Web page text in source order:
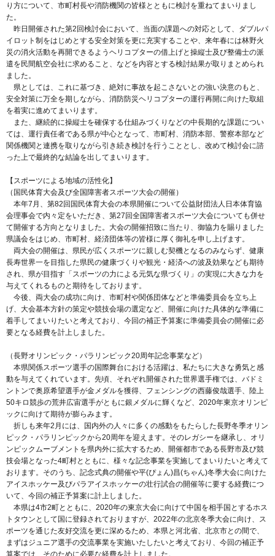
り方について、市町村長や消防機関の皆様とともに検討を重ねてまいりまし
た。
昨日開催された第2回検討会において、当面の課題への対応として、ダブルパ
イロット制をはじめとする安全対策を更に充実することや、来年春には林野火
災の消火活動を再開できるようヘリコプターの借上げと操縦士及び整備士の派
遣を民間航空会社に求めること、などを内容とする検討結果が取りまとめられ
ました。
県としては、これに基づき、絶対に事故を起こさないとの強い決意のもと、
安全対策に万全を期しながら、消防防災ヘリコプターの運行再開に向けた取組
を着実に進めてまいります。
また、継続的に操縦士を確保する仕組みづくりなどの中長期的な課題につい
ては、運行責任者である県が中心となって、市町村、消防本部、警察本部など
関係機関と連携を取りながら引き続き検討を行うこととし、改めて検討会に諮
った上で最終的な結論を出してまいります。
【スポーツによる地域の活性化】
（国民体育大会及び全国障害者スポーツ大会の開催）
本年7月、第82回国民体育大会の本県開催について公益財団法人日本体育協
会理事会で内々定をいただき、第27回全国障害者スポーツ大会についても併せ
て開催する方向となりました。大会の開催招致に当たり、御協力を賜りました
県議会をはじめ、市町村、経済団体等の皆様に厚く御礼を申し上げます。
両大会の開催は、県民が広くスポーツに親しむ契機となるのみならず、健康
長寿世界一を目指した県民の健康づくりや観光・経済への波及効果なども期待
され、県が目指す「スポーツの力による元気な県づくり」の実現に大きな力を
与えてくれるものと期待をしております。
今後、両大会の成功に向け、市町村や関係団体などと準備委員会を立ち上
げ、大会基本方針の策定や競技会場の選定など、開催に向けた具体的な準備に
着手してまいりたいと考えており、今回の補正予算案に準備委員会の開催に必
要となる経費を計上しました。
（長野オリンピック・パラリンピック20周年記念事業など）
本県関係スポーツ選手の国際舞台における活躍は、私たちに大きな勇気と感
動を与えてくれています。先頃、それぞれ開催された世界選手権では、バドミ
ントンで奥原希望選手が金メダルを獲得、フェンシングの西藤俊哉選手、陸上
50キロ競歩の荒井広宙選手がともに銀メダルに輝くなど、2020年東京オリンピ
ックに向けて期待が膨らみます。
折しも来年2月には、国内外の人々に多くの感動をもたらした長野冬季オリン
ピック・パラリンピックから20周年を迎えます。そのレガシーを継承し、オリ
ンピックムーブメントを県内外に拡大するため、開催都市である長野市及び競
技会場となった4町村とともに、様々な記念事業を実施してまいりたいと考えて
おります。そのうち、記念式典の開催や平(ぴょん)昌(ちゃん)冬季大会に向けた
アイスホッケー及びパラアイスホッケーの壮行試合の開催等に要する経費につ
いて、今回の補正予算案に計上しました。
本県は4市2町とともに、2020年の東京大会に向けて中国を相手国とするホス
トタウンとして国に登録されておりますが、2022年の北京冬季大会に向け、ス
ポーツを通じた友好交流を更に深めるため、本県と河北省、北京市との間で、
まずはジュニア選手の交流事業を実施いたしたいと考えており、今回の補正予
算案では、そのために必要な経費を計上しました。